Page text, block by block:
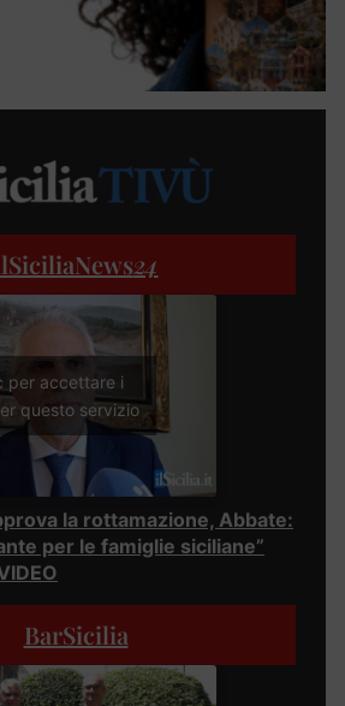
24
per accettare i
questo servizio
la rottamazione, Abbate:
per le famiglie siciliane”
BarSicilia